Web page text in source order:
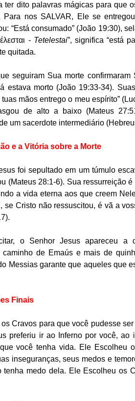
ter dito palavras mágicas para que
Para nos SALVAR, Ele se
“Está consumado” (João 19:30),
- Tetelestai”, significa “está
quitada.
seguiram Sua morte
estava morto (João 19:33-34).
tuas mãos entrego o meu espírito”
de alto a baixo (Mateus
um sacerdote intermediário
e a Vitória sobre a Morte
foi sepultado em um túmulo
(Mateus 28:1-6). Sua ressurreição
a vida eterna aos que creem
se Cristo não ressuscitou, é vã a
o Senhor Jesus apareceu a
caminho de Emaús e mais de
Messias garante que aqueles que
Finais
Cravos para que você pudesse
preferiu ir ao Inferno por você,
você tenha vida. Ele Escolheu
inseguranças, seus medos e
tenha medo dela. Ele Escolheu os